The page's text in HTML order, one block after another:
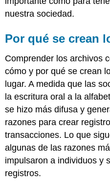
nuestra sociedad.
Por qué se crean
Comprender los archivos
cómo y por qué se crean
lugar. A medida que las
la escritura oral a la
se hizo más difusa y
razones para crear
transacciones. Lo que
algunas de las razones
impulsaron a individuos y
registros.